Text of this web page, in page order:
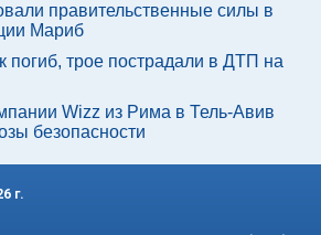
правительственные силы в
Мариб
погиб, трое пострадали в ДТП на
Wizz из Рима в Тель-Авив
безопасности
г.